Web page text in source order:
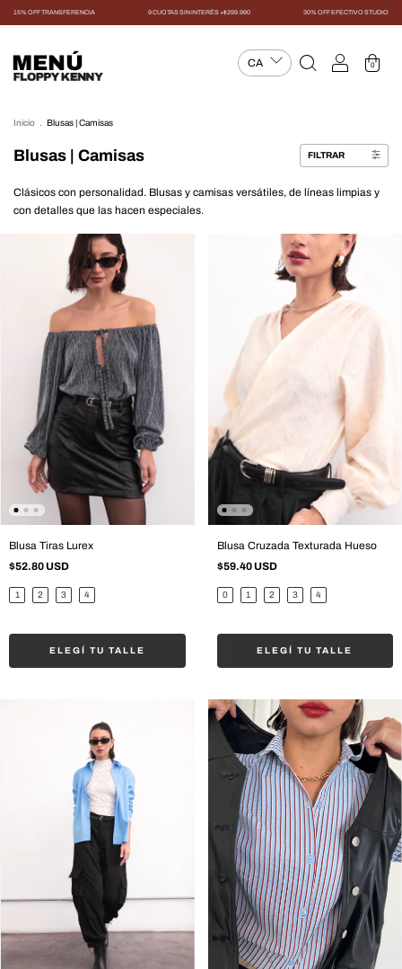
15% OFF TRANSFERENCIA 9 CUOTAS SIN INTERÉS +$299.990 30% OFF EFECTIVO STUDIO
MENÚ 0
Inicio Blusas | Camisas
Blusas | Camisas FILTRAR
Clásicos con personalidad. Blusas y camisas versátiles, de líneas limpias y
con detalles que las hacen especiales.
Blusa Tiras Lurex
$52.80 USD
1 2 3 4
ELEGÍ TU TALLE
Blusa Cruzada Texturada Hueso
$59.40 USD
0 1 2 3 4
ELEGÍ TU TALLE